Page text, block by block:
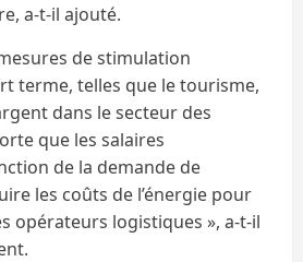
a-t-il ajouté.
de stimulation
terme, telles que le tourisme,
dans le secteur des
que les salaires
de la demande de
les coûts de l’énergie pour
opérateurs logistiques », a-t-il